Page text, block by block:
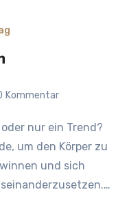
Kommentar
um den Körper zu
und sich